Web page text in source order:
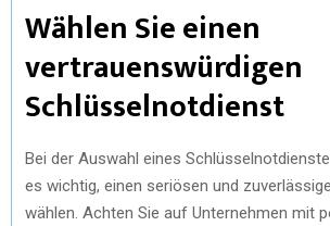
Wählen Sie einen
vertrauenswürdigen
Schlüsselnotdienst
Bei der Auswahl eines
es wichtig, einen seriösen und
wählen. Achten Sie auf Unternehmen mit